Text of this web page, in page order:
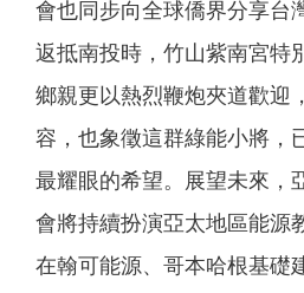
會也同步向全球僑界分享台
返抵南投時，竹山紫南宮特
鄉親更以熱烈鞭炮夾道歡迎
容，也象徵這群綠能小將，
最耀眼的希望。展望未來，
會將持續扮演亞太地區能源
在翰可能源、哥本哈根基礎